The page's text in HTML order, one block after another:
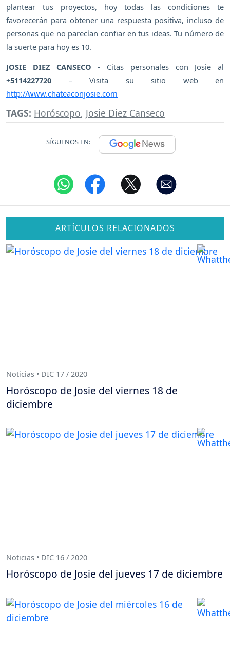
plantear tus proyectos, hoy todas las condiciones te
favorecerán para obtener una respuesta positiva, incluso de
personas que no parecían confiar en tus ideas. Tu número de
la suerte para hoy es 10.
JOSIE DIEZ CANSECO - Citas personales con Josie al
+5114227720 – Visita su sitio web en
http://www.chateaconjosie.com
TAGS: Horóscopo, Josie Diez Canseco
SÍGUENOS EN:
ARTÍCULOS RELACIONADOS
Noticias • DIC 17 / 2020
Horóscopo de Josie del viernes 18 de
diciembre
Noticias • DIC 16 / 2020
Horóscopo de Josie del jueves 17 de diciembre